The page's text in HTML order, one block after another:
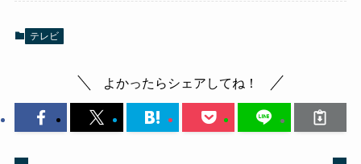
テレビ
よかったらシェアしてね！